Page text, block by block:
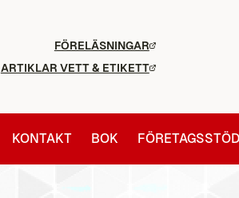
FÖRELÄSNINGAR
ARTIKLAR VETT & ETIKETT
KONTAKT BOK FÖRETAGSSTÖD